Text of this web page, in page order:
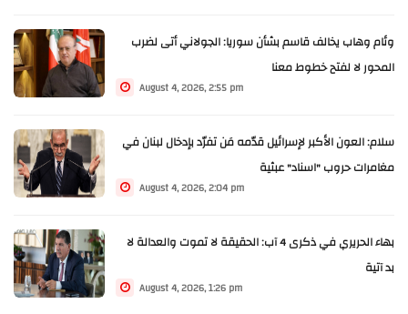
وئام وهاب يخالف قاسم بشأن سوريا: الجولاني أتى لضرب
المحور لا لفتح خطوط معنا
August 4, 2026, 2:55 pm
سلام: العون الأكبر لإسرائيل قدّمه مَن تفرّد بإدخال لبنان في
مغامرات حروب "اسناد" عبثية
August 4, 2026, 2:04 pm
بهاء الحريري في ذكرى 4 آب: الحقيقة لا تموت والعدالة لا
بد آتية
August 4, 2026, 1:26 pm